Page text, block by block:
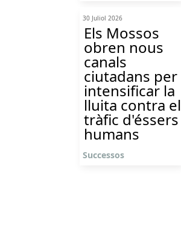
30 Juliol 2026
Els Mossos
obren nous
canals
ciutadans per
intensificar la
lluita contra el
tràfic d'éssers
humans
Successos